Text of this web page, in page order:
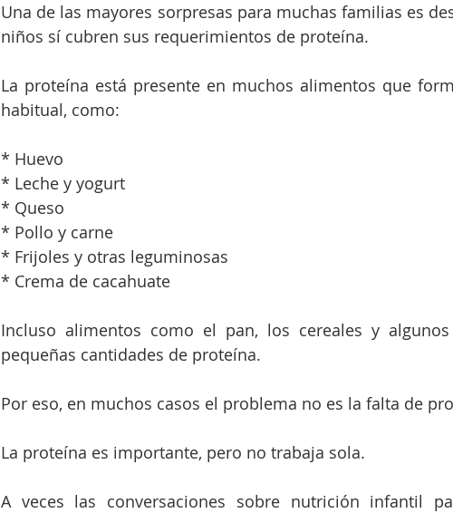
Una de las mayores sorpresas para muchas familias es
niños sí cubren sus requerimientos de proteína.
La proteína está presente en muchos alimentos que
habitual, como:
* Huevo
* Leche y yogurt
* Queso
* Pollo y carne
* Frijoles y otras leguminosas
* Crema de cacahuate
Incluso alimentos como el pan, los cereales y
pequeñas cantidades de proteína.
Por eso, en muchos casos el problema no es la falta de
La proteína es importante, pero no trabaja sola.
A veces las conversaciones sobre nutrición infantil